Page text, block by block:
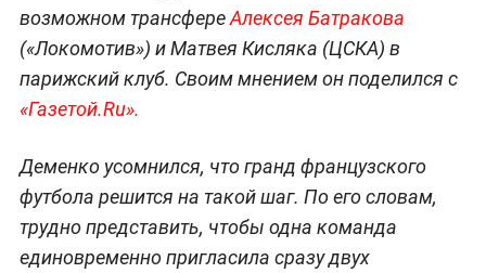
возможном трансфереАлексея Батракова
(«Локомотив») и Матвея Кисляка (ЦСКА) в
парижский клуб. Своим мнением он поделился с
«Газетой.Ru».
Деменко усомнился, что гранд французского
футбола решится на такой шаг. По его словам,
трудно представить, чтобы одна команда
единовременно пригласила сразу двух